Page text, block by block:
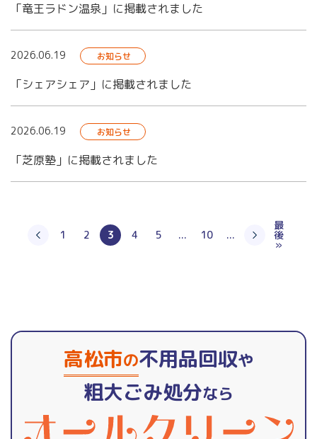
「竜王ラドン温泉」に掲載されました
2026.06.19 お知らせ
「シェアシェア」に掲載されました
2026.06.19 お知らせ
「芝原塾」に掲載されました
1 2 3 4 5 ... 10 ...
最
後
»
高松市の不用品回収や
粗大ごみ処分なら